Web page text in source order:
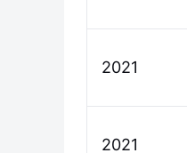
2021
2021